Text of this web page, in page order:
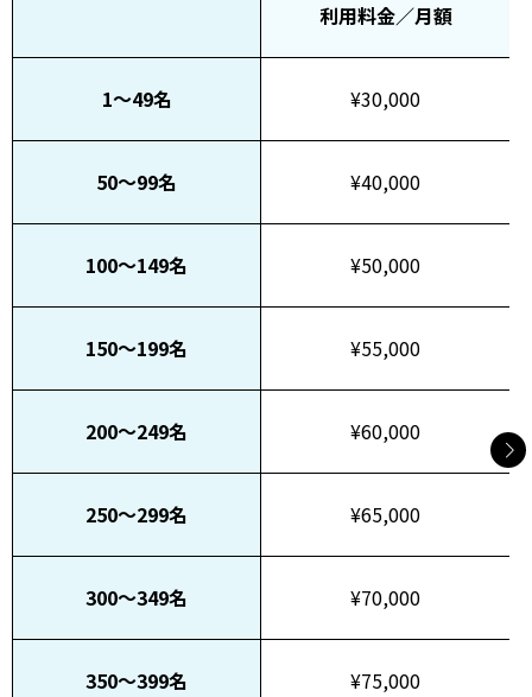
利用料金／月額
1～49名 ¥30,000
50～99名 ¥40,000
100～149名 ¥50,000
150～199名 ¥55,000
200～249名 ¥60,000
250～299名 ¥65,000
300～349名 ¥70,000
350～399名 ¥75,000